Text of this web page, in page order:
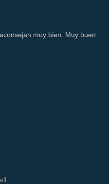
muy bien. Muy buen